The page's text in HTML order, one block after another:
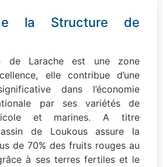
la Structure de
de Larache est une zone
elle contribue d’une
dans l’économie
par ses variétés de
et marines. A titre
de Loukous assure la
de 70% des fruits rouges au
à ses terres fertiles et le